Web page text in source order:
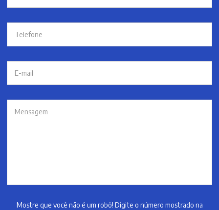
Mostre que você não é um robô! Digite o número mostrado na